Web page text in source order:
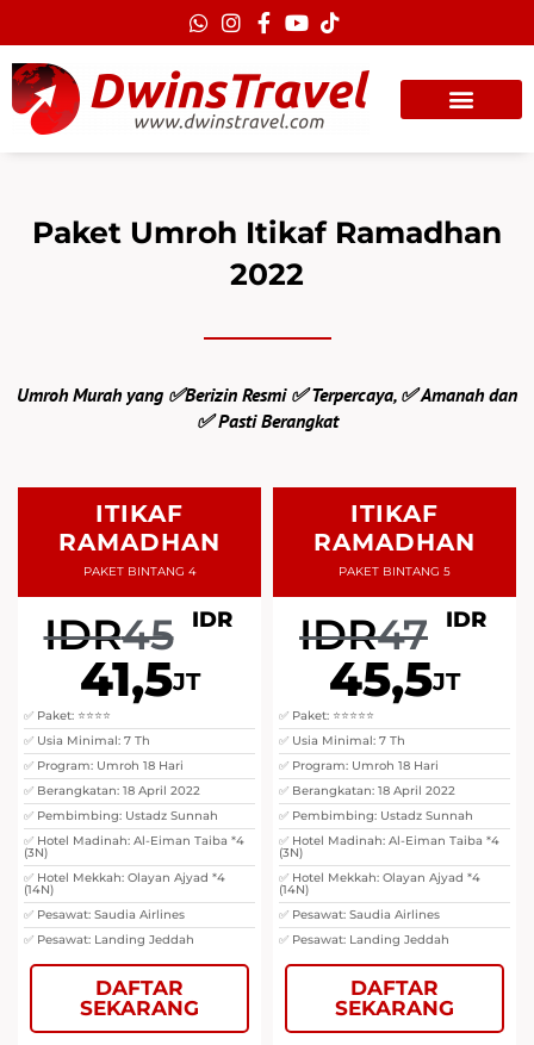
konten
Paket Umroh Itikaf Ramadhan
2022
Umroh Murah yang ✅Berizin Resmi ✅ Terpercaya, ✅ Amanah dan
✅ Pasti Berangkat
ITIKAF
RAMADHAN
PAKET BINTANG 4
IDR45 IDR
41,5JT
✅ Paket: ⭐⭐⭐⭐
✅ Usia Minimal: 7 Th
✅ Program: Umroh 18 Hari
✅ Berangkatan: 18 April 2022
✅ Pembimbing: Ustadz Sunnah
✅ Hotel Madinah: Al-Eiman Taiba *4
(3N)
✅ Hotel Mekkah: Olayan Ajyad *4
(14N)
✅ Pesawat: Saudia Airlines
✅ Pesawat: Landing Jeddah
DAFTAR
SEKARANG
ITIKAF
RAMADHAN
PAKET BINTANG 5
IDR47 IDR
45,5JT
✅ Paket: ⭐⭐⭐⭐⭐
✅ Usia Minimal: 7 Th
✅ Program: Umroh 18 Hari
✅ Berangkatan: 18 April 2022
✅ Pembimbing: Ustadz Sunnah
✅ Hotel Madinah: Al-Eiman Taiba *4
(3N)
✅ Hotel Mekkah: Olayan Ajyad *4
(14N)
✅ Pesawat: Saudia Airlines
✅ Pesawat: Landing Jeddah
DAFTAR
SEKARANG